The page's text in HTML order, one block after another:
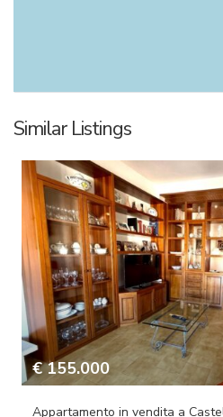
Similar Listings
€ 155.000
Appartamento in vendita a